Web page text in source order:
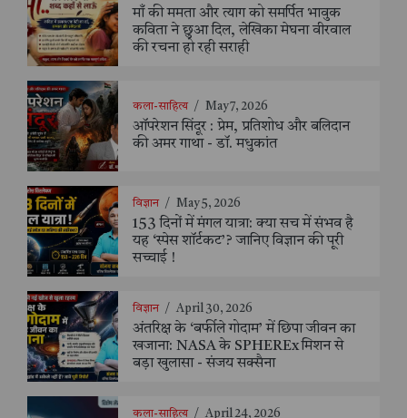
माँ की ममता और त्याग को समर्पित भावुक
कविता ने छुआ दिल, लेखिका मेघना वीरवाल
की रचना हो रही सराही
कला-साहित्य / May 7, 2026
ऑपरेशन सिंदूर : प्रेम, प्रतिशोध और बलिदान
की अमर गाथा - डॉ. मधुकांत
विज्ञान / May 5, 2026
153 दिनों में मंगल यात्रा: क्या सच में संभव है
यह ‘स्पेस शॉर्टकट’? जानिए विज्ञान की पूरी
सच्चाई !
विज्ञान / April 30, 2026
अंतरिक्ष के ‘बर्फीले गोदाम’ में छिपा जीवन का
खजाना: NASA के SPHEREx मिशन से
बड़ा खुलासा - संजय सक्सैना
कला-साहित्य / April 24, 2026